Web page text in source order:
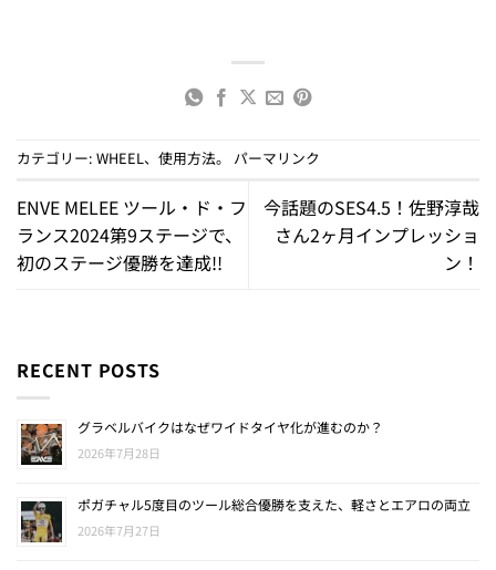
カテゴリー: WHEEL、 使用方法。 パーマリンク
ENVE MELEE ツール・ド・フ
ランス2024第9ステージで、
初のステージ優勝を達成!!
今話題のSES4.5！佐野淳哉
さん2ヶ月インプレッショ
ン！
RECENT POSTS
グラベルバイクはなぜワイドタイヤ化が進むのか？
2026年7月28日
ポガチャル5度目のツール総合優勝を支えた、軽さとエアロの両立
2026年7月27日